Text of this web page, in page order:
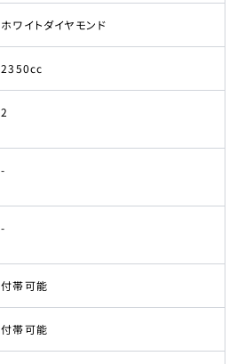
ホワイトダイヤモンド
2350cc
2
-
-
付帯可能
付帯可能